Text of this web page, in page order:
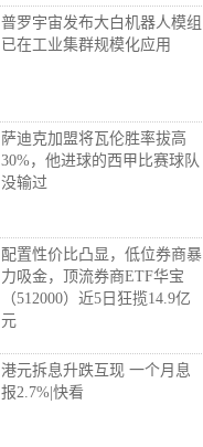
普罗宇宙发布大白机器人模组
已在工业集群规模化应用
萨迪克加盟将瓦伦胜率拔高
30%，他进球的西甲比赛球队
没输过
配置性价比凸显，低位券商暴
力吸金，顶流券商ETF华宝
（512000）近5日狂揽14.9亿
元
港元拆息升跌互现 一个月息
报2.7%|快看